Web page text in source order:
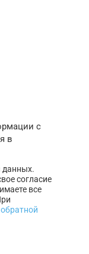
с
в
данных.
согласие
все